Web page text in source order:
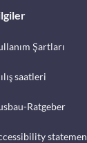
Şartları
saatleri
Ratgeber